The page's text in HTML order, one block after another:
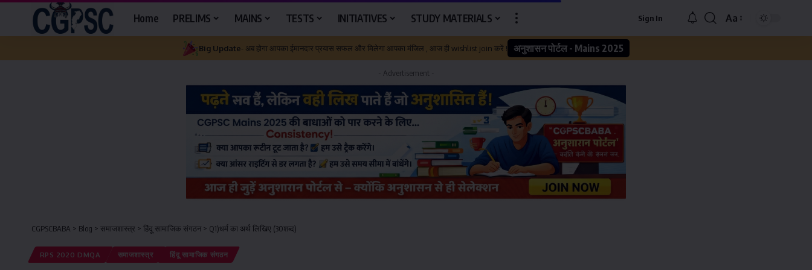
Home PRELIMS MAINS TESTS INITIATIVES STUDY MATERIALS Sign In Aa
Big Update- अब होगा आपका ईमानदार प्रयास सफल और मिलेगा आपका मंजिल , आज ही wishlist join करें ! अनुशासन पोर्टल - Mains 2025
- Advertisement -
CGPSCBABA > Blog > समाजशास्त्र > हिंदू सामाजिक संगठन > Q1)धर्म का अर्थ लिखिए (30शब्द)
RPS 2020 DMQA समाजशास्त्र हिंदू सामाजिक संगठन